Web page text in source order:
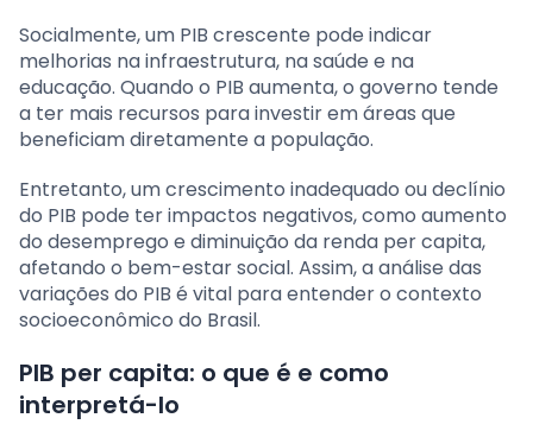
Socialmente, um PIB crescente pode indicar
melhorias na infraestrutura, na saúde e na
educação. Quando o PIB aumenta, o governo tende
a ter mais recursos para investir em áreas que
beneficiam diretamente a população.
Entretanto, um crescimento inadequado ou declínio
do PIB pode ter impactos negativos, como aumento
do desemprego e diminuição da renda per capita,
afetando o bem-estar social. Assim, a análise das
variações do PIB é vital para entender o contexto
socioeconômico do Brasil.
PIB per capita: o que é e como
interpretá-lo